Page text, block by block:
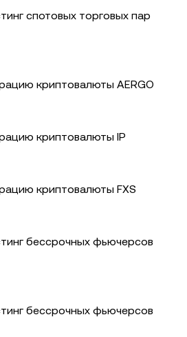
спотовых торговых пар
криптовалюты AERGO
криптовалюты IP
криптовалюты FXS
бессрочных фьючерсов
бессрочных фьючерсов